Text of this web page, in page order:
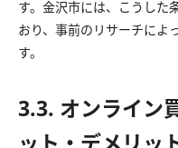
す。金沢市には、こうした
おり、事前のリサーチによ
す。
3.3. オンライン